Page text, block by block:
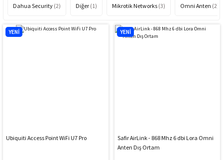
Dahua Security (2) Diğer (1) Mikrotik Networks (3) Omni Anten (2)
YENİ
Ubiquiti Access Point WiFi U7 Pro
YENİ
Safir AirLink - 868 Mhz 6 dbi Lora Omni
Anten Dış Ortam